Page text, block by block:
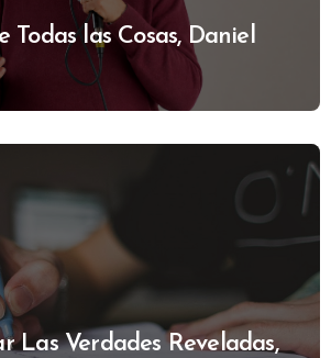
Todas las Cosas, Daniel
Las Verdades Reveladas,